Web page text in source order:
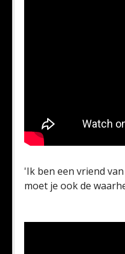
'Ik ben een vriend
moet je ook de